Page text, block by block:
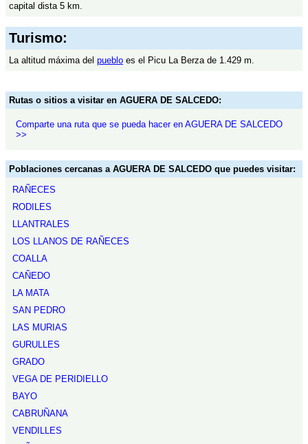
capital dista 5 km.
Turismo:
La altitud máxima del pueblo es el Picu La Berza de 1.429 m.
Rutas o sitios a visitar en AGUERA DE SALCEDO:
Comparte una ruta que se pueda hacer en AGUERA DE SALCEDO
>>
Poblaciones cercanas a AGUERA DE SALCEDO que puedes visitar:
RAÑECES
RODILES
LLANTRALES
LOS LLANOS DE RAÑECES
COALLA
CAÑEDO
LA MATA
SAN PEDRO
LAS MURIAS
GURULLES
GRADO
VEGA DE PERIDIELLO
BAYO
CABRUÑANA
VENDILLES